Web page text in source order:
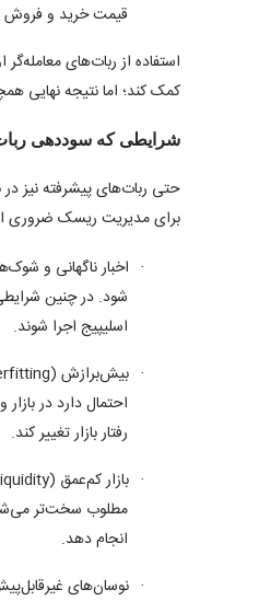
قیمت خرید و فروش
استفاده از ربات‌های
کمک کند؛ اما نتیجه نهایی
شرایطی که سوددهی
حتی ربات‌های پیشرفته نیز
برای مدیریت ریسک
· اخبار ناگهانی و
شود. در چنین
اسلیپیج اجرا شوند.
· بیش‌برازش (
احتمال دارد در
رفتار بازار تغییر کند.
· بازار کم‌عمق (
مطلوب سخت‌تر
انجام دهد.
· نوسان‌های